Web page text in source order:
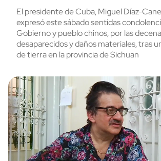
El presidente de Cuba, Miguel Díaz-
expresó este sábado sentidas
Gobierno y pueblo chinos, por las
desaparecidos y daños materiales, tras
de tierra en la provincia de Sichuan